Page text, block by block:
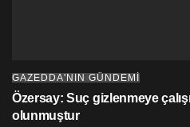
GAZEDDA'NIN GÜNDEMİ
Özersay: Suç gizlenmeye
olunmuştur